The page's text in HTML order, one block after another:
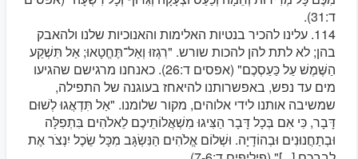
ד:31).
114. עלינו להכיר בנטיות האלימות והאנוכיות שלנו ולהאבק
בהן; לא לתת להן להכות שורש. "רִגְזוּ וְאַל־תֶּחֱטָאוּ; אַל תִּשְׁקַע
הַשֶּׁמֶשׁ עַל כַּעַסְכֶם" (אפסים ד:26). כאנחנו מרגישם שהגיעו
מים עד נפש, באפשרותנו להיאחז בעוגנה של התפילה,
שמשיבה אותנו לידי אלוהים, מקור שלומנו. "אַל תִּדְאֲגוּ לְשׁוּם
דָּבָר, כִּי אִם בְּכָל דָּבָר הַצִּיגוּ מִשְׁאֲלוֹתֵיכֶם לֵאלֹהִים בִּתְפִלָּה
וּבְתַחֲנוּנִים וּבְהוֹדָיָה. וּשְׁלוֹם אֱלֹהִים הַנִּשְׂגָּב מִכָּל שֵׂכֶל יִנְצֹר אֶת